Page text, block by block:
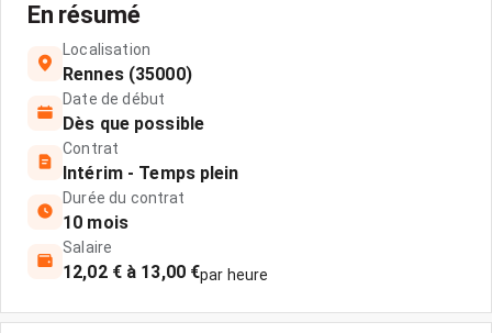
En résumé
Localisation
Rennes (35000)
Date de début
Dès que possible
Contrat
Intérim - Temps plein
Durée du contrat
10 mois
Salaire
12,02 € à 13,00 €par heure